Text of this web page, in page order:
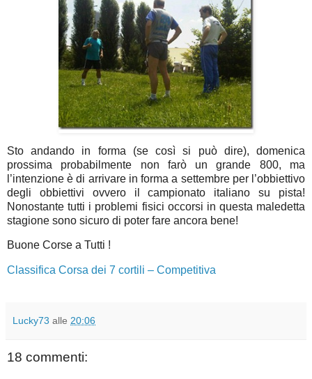
Sto andando in forma (se così si può dire), domenica
prossima probabilmente non farò un grande 800, ma
l’intenzione è di arrivare in forma a settembre per l’obbiettivo
degli obbiettivi ovvero il campionato italiano su pista!
Nonostante tutti i problemi fisici occorsi in questa maledetta
stagione sono sicuro di poter fare ancora bene!
Buone Corse a Tutti !
Classifica Corsa dei 7 cortili – Competitiva
Lucky73 alle 20:06
18 commenti: